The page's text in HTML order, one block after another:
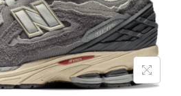
д
о
н
а
в
д
о
в
м
і